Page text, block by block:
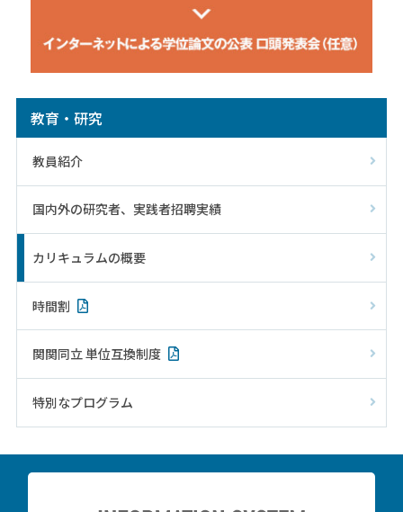
教育・研究
教員紹介
国内外の研究者、実践者招聘実績
カリキュラムの概要
時間割
関関同立 単位互換制度
特別なプログラム